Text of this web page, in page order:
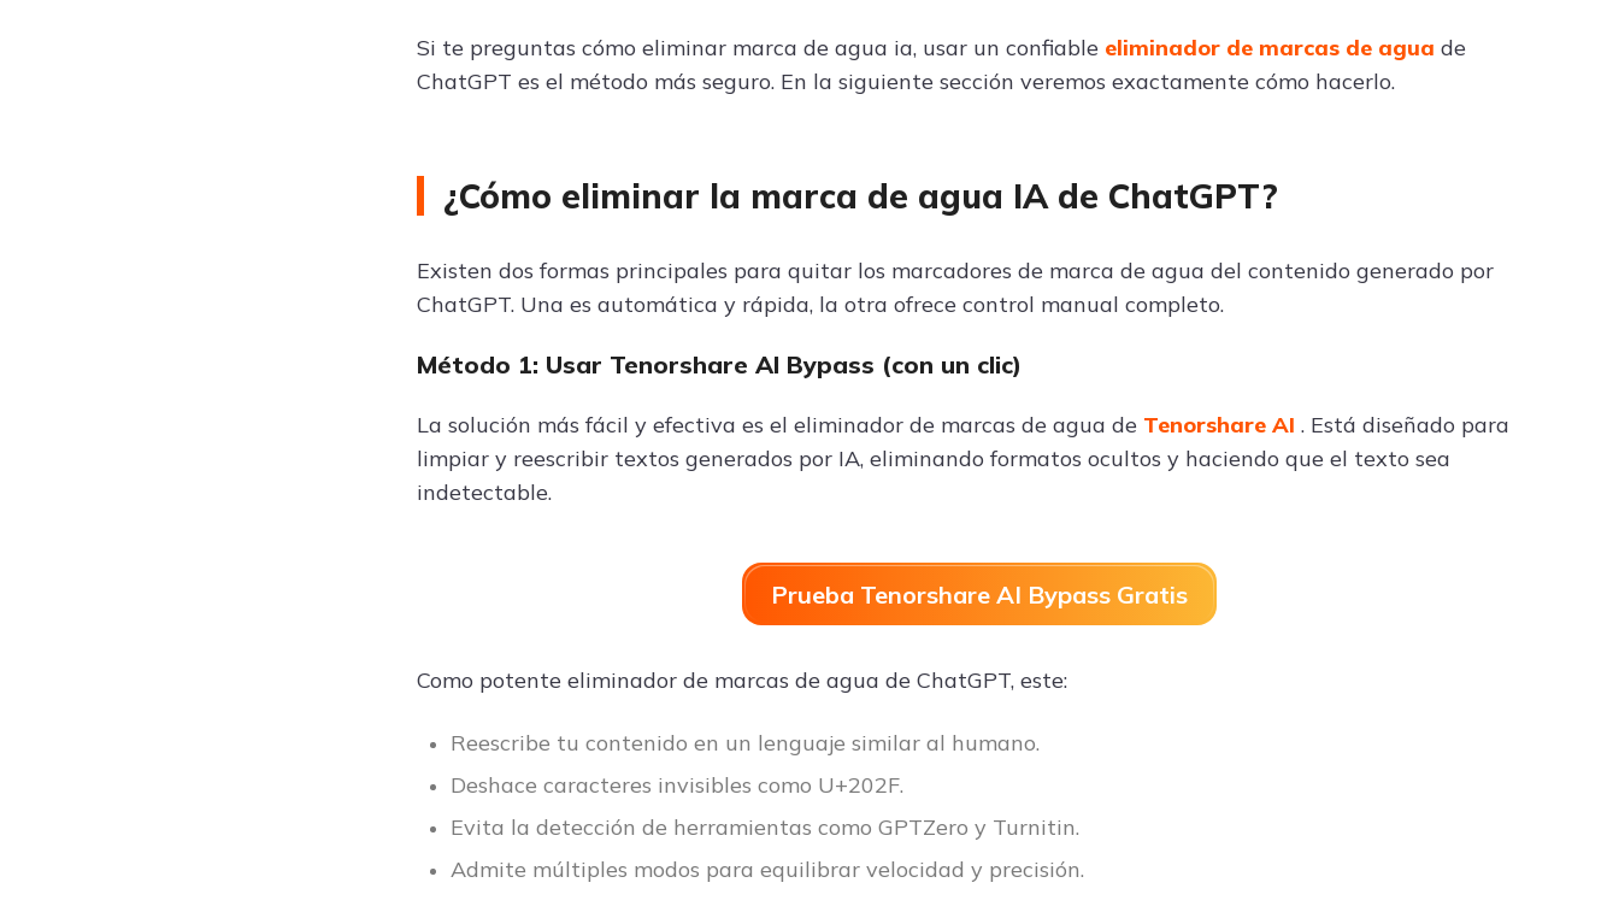
Si te preguntas cómo eliminar marca de agua ia, usar un confiable eliminador de marcas de agua de
ChatGPT es el método más seguro. En la siguiente sección veremos exactamente cómo hacerlo.
¿Cómo eliminar la marca de agua IA de ChatGPT?
Existen dos formas principales para quitar los marcadores de marca de agua del contenido generado por
ChatGPT. Una es automática y rápida, la otra ofrece control manual completo.
Método 1: Usar Tenorshare AI Bypass (con un clic)
La solución más fácil y efectiva es el eliminador de marcas de agua de Tenorshare AI . Está diseñado para
limpiar y reescribir textos generados por IA, eliminando formatos ocultos y haciendo que el texto sea
indetectable.
Prueba Tenorshare AI Bypass Gratis
Como potente eliminador de marcas de agua de ChatGPT, este:
Reescribe tu contenido en un lenguaje similar al humano.
Deshace caracteres invisibles como U+202F.
Evita la detección de herramientas como GPTZero y Turnitin.
Admite múltiples modos para equilibrar velocidad y precisión.